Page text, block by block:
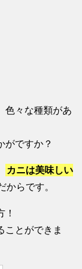
色々な種類があ
がですか？
カニは美味しい
からです。
ことができま